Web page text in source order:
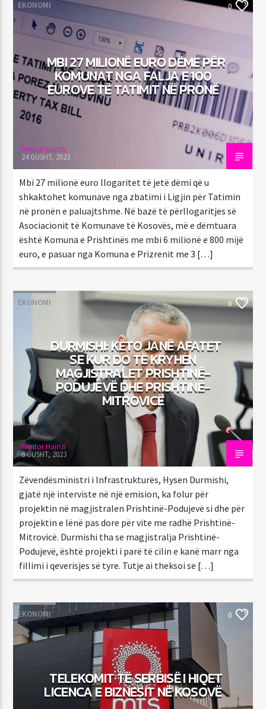
EKONOMI 0
MBI 27 MILIONË EURO DËME PËR
KOMUNAT NGA FALJA E 100
EUROVE TË TATIMIT NË PRONË
Mentor Hajrizi
24 GUSHT, 2023
Mbi 27 milionë euro llogaritet të jetë dëmi që u
shkaktohet komunave nga zbatimi i Ligjin për Tatimin
në pronën e paluajtshme. Në bazë të përllogaritjes së
Asociacionit të Komunave të Kosovës, më e dëmtuara
është Komuna e Prishtinës me mbi 6 milionë e 800 mijë
euro, e pasuar nga Komuna e Prizrenit me 3 […]
EKONOMI 0
DURMISHI: KËTO JANË AFATET
SE KUR DO TË KRYHEN
MAGJISTRALET PRISHTINË-
PODUJEVË DHE PRISHTINË-
MITROVICË
Mentor Hajrizi
8 GUSHT, 2023
Zëvendësministri i Infrastrukturës, Hysen Durmishi,
gjatë një interviste në një emision, ka folur për
projektin në magjistralen Prishtinë-Podujevë si dhe për
projektin e lënë pas dore për vite me radhë Prishtinë-
Mitrovicë. Durmishi tha se magjistralja Prishtinë-
Podujevë, është projekti i parë të cilin e kanë marr nga
fillimi i qeverisjes së tyre. Tutje ai theksoi se […]
EKONOMI 0
TELEKOMIT TË SERBISË I HIQET
LICENCA E BIZNESIT NË KOSOVË